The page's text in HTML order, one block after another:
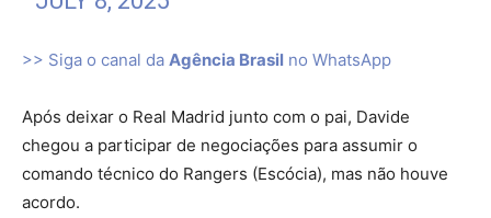
>> Siga o canal da Agência Brasil no WhatsApp
Após deixar o Real Madrid junto com o pai, Davide
chegou a participar de negociações para assumir o
comando técnico do Rangers (Escócia), mas não houve
acordo.